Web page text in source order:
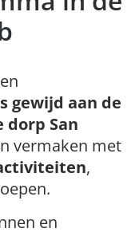
gewijd aan de
dorp San
vermaken met
,
en